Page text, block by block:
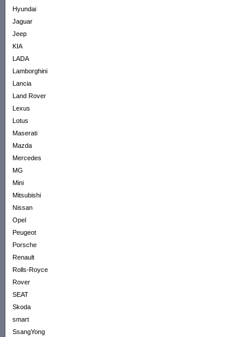
Hyundai
Jaguar
Jeep
KIA
LADA
Lamborghini
Lancia
Land Rover
Lexus
Lotus
Maserati
Mazda
Mercedes
MG
Mini
Mitsubishi
Nissan
Opel
Peugeot
Porsche
Renault
Rolls-Royce
Rover
SEAT
Skoda
smart
SsangYong